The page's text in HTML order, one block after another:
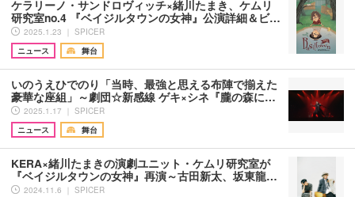
ケラリーノ・サンドロヴィッチ×緒川たまき、ケムリ
研究室no.4 『ベイジルタウンの女神』公演詳細＆ビ…
2025.1.23 ｜ SPICER
ニュース
舞台
いのうえひでのり「当時、最強と思える布陣で揃えた
豪華な座組」～劇団☆新感線 ゲキ×シネ『朧の森に…
2025.1.17 ｜ SPICER
ニュース
舞台
KERA×緒川たまきの演劇ユニット・ケムリ研究室が
『ベイジルタウンの女神』再演～古田新太、坂東龍…
2024.11.6 ｜ SPICER